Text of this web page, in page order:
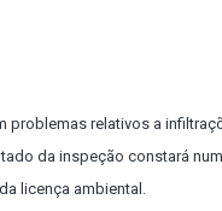
relativos a
da inspeção constará
licença ambiental.